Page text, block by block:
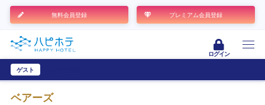
無料会員登録 プレミアム会員登録
ログイン
ゲスト
ベアーズ